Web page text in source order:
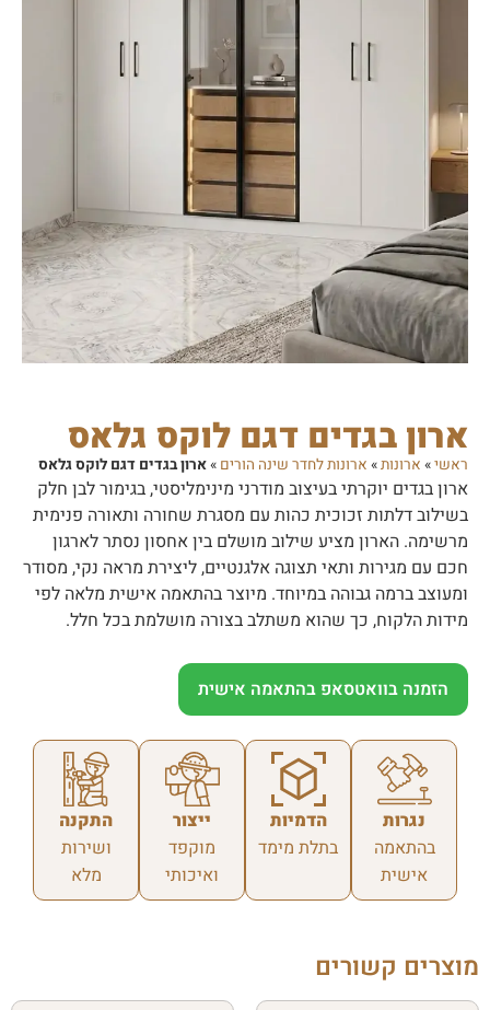
ארון בגדים דגם לוקס גלאס
ראשי» ארונות» ארונות לחדר שינה הורים »ארון בגדים דגם לוקס גלאס
ארון בגדים יוקרתי בעיצוב מודרני מינימליסטי, בגימור לבן חלק
בשילוב דלתות זכוכית כהות עם מסגרת שחורה ותאורה פנימית
מרשימה. הארון מציע שילוב מושלם בין אחסון נסתר לארגון
חכם עם מגירות ותאי תצוגה אלגנטיים, ליצירת מראה נקי, מסודר
ומעוצב ברמה גבוהה במיוחד. מיוצר בהתאמה אישית מלאה לפי
מידות הלקוח, כך שהוא משתלב בצורה מושלמת בכל חלל.
הזמנה בוואטסאפ בהתאמה אישית
נגרות
בהתאמה
אישית
הדמיות
בתלת מימד
ייצור
מוקפד
ואיכותי
התקנה
ושירות
מלא
מוצרים קשורים